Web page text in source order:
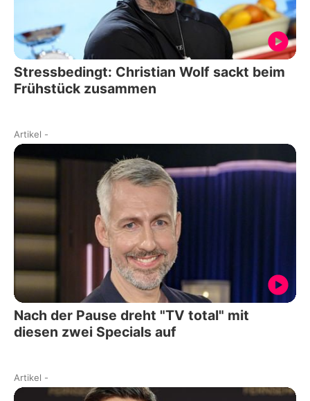
Stressbedingt: Christian Wolf sackt beim
Frühstück zusammen
Artikel -
Nach der Pause dreht "TV total" mit
diesen zwei Specials auf
Artikel -